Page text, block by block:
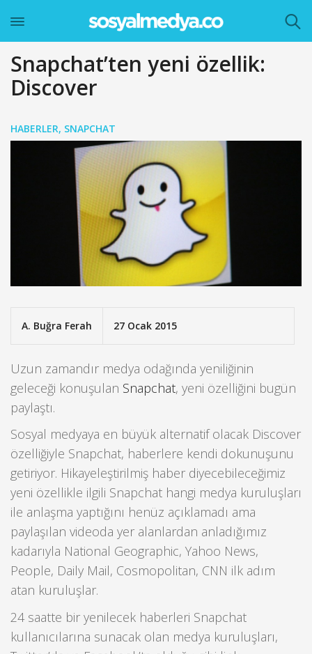
Snapchat’ten yeni özellik:
Discover
HABERLER, SNAPCHAT
A. Buğra Ferah 27 Ocak 2015
Uzun zamandır medya odağında yeniliğinin
geleceği konuşulan Snapchat, yeni özelliğini bugün
paylaştı.
Sosyal medyaya en büyük alternatif olacak Discover
özelliğiyle Snapchat, haberlere kendi dokunuşunu
getiriyor. Hikayeleştirilmiş haber diyecebileceğimiz
yeni özellikle ilgili Snapchat hangi medya kuruluşları
ile anlaşma yaptığını henüz açıklamadı ama
paylaşılan videoda yer alanlardan anladığımız
kadarıyla National Geographic, Yahoo News,
People, Daily Mail, Cosmopolitan, CNN ilk adım
atan kuruluşlar.
24 saatte bir yenilecek haberleri Snapchat
kullanıcılarına sunacak olan medya kuruluşları,